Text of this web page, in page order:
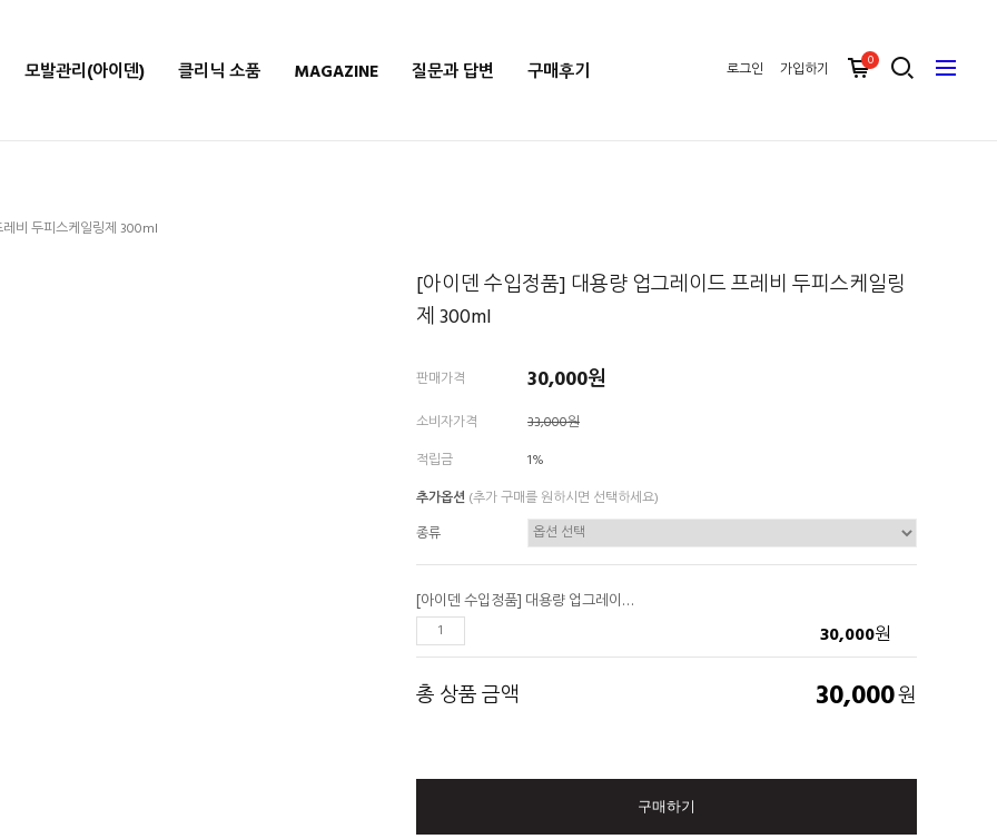
모발관리(아이덴) 클리닉 소품 MAGAZINE 질문과 답변 구매후기 로그인 가입하기 0
비 두피스케일링제 300ml
[아이덴 수입정품] 대용량 업그레이드 프레비 두피스케일링
제 300ml
판매가격 30,000원
소비자가격
33,000원
적립금
1%
추가옵션 (추가 구매를 원하시면 선택하세요)
종류
[아이덴 수입정품] 대용량 업그레이드 프레비 두피스케일링제 300ml
30,000원
총 상품 금액 30,000원
구매하기